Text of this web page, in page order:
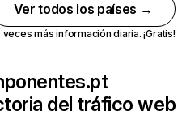
Ver todos los países →
veces más información diaria. ¡Gratis!
del tráfico web